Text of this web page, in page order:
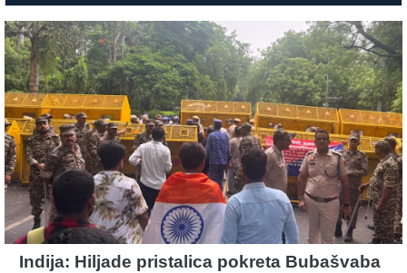
Indija: Hiljade pristalica pokreta Bubašvaba